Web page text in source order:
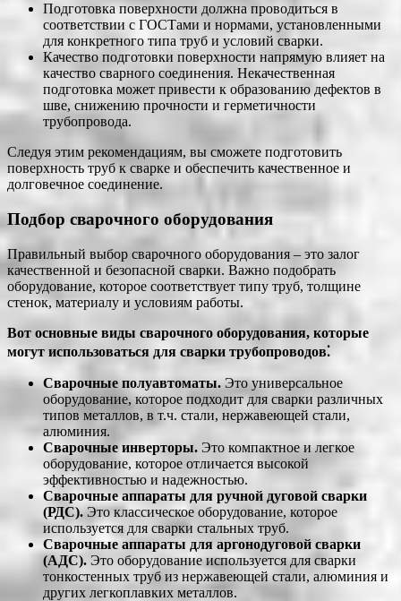
Подготовка поверхности должна проводиться в
соответствии с ГОСТами и нормами, установленными
для конкретного типа труб и условий сварки.
Качество подготовки поверхности напрямую влияет на
качество сварного соединения. Некачественная
подготовка может привести к образованию дефектов в
шве, снижению прочности и герметичности
трубопровода.
Следуя этим рекомендациям, вы сможете подготовить
поверхность труб к сварке и обеспечить качественное и
долговечное соединение.
Подбор сварочного оборудования
Правильный выбор сварочного оборудования – это залог
качественной и безопасной сварки. Важно подобрать
оборудование, которое соответствует типу труб, толщине
стенок, материалу и условиям работы.
Вот основные виды сварочного оборудования, которые
могут использоваться для сварки трубопроводов⁚
Сварочные полуавтоматы.Это универсальное
оборудование, которое подходит для сварки различных
типов металлов, в т.ч. стали, нержавеющей стали,
алюминия.
Сварочные инверторы. Это компактное и легкое
оборудование, которое отличается высокой
эффективностью и надежностью.
Сварочные аппараты для ручной дуговой сварки
(РДС).Это классическое оборудование, которое
используется для сварки стальных труб.
Сварочные аппараты для аргонодуговой сварки
(АДС). Это оборудование используется для сварки
тонкостенных труб из нержавеющей стали, алюминия и
других легкоплавких металлов.